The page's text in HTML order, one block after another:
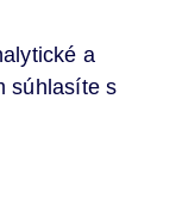
a
súhlasíte s